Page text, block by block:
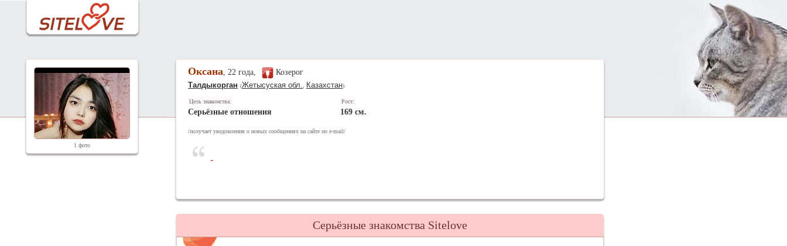
1 фото
Оксана, 22 года,
Козерог
Талдыкорган (Жетысуская обл. Казахстан)
Цель знакомства:
Серьёзные отношения
Рост:
169 см.
/получает уведомления о новых сообщениях на сайте по e-mail/
-
Серьёзные знакомства Sitelove